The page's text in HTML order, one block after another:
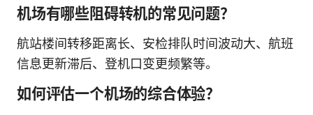
机场有哪些阻碍转机的常见问题？
航站楼间转移距离长、安检排队时间波动大、航班
信息更新滞后、登机口变更频繁等。
如何评估一个机场的综合体验？